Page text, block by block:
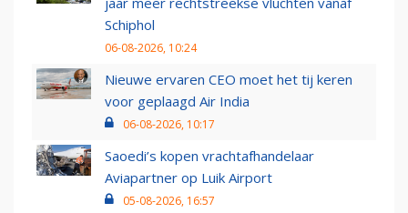
Schiphol
06-08-2026, 10:24
Nieuwe ervaren CEO moet het tij keren
voor geplaagd Air India
06-08-2026, 10:17
Saoedi’s kopen vrachtafhandelaar
Aviapartner op Luik Airport
05-08-2026, 16:57